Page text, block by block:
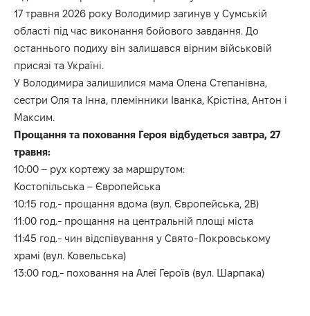
17 травня 2026 року Володимир загинув у Сумській
області під час виконання бойового завдання. До
останнього подиху він залишався вірним військовій
присязі та Україні.
У Володимира залишилися мама Олена Степанівна,
сестри Оля та Інна, племінники Іванка, Крістіна, Антон і
Максим.
Прощання та поховання Героя відбудеться завтра, 27
травня:
10:00 – рух кортежу за маршрутом:
Костопільська – Європейська
10:15 год.- прощання вдома (вул. Європейська, 2В)
11:00 год.- прощання на центральній площі міста
11:45 год.- чин відспівування у Свято-Покровському
храмі (вул. Ковельська)
13:00 год.- поховання на Алеї Героїв (вул. Шарпака)